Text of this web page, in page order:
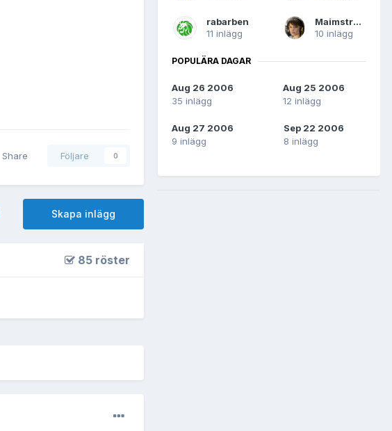
Share Följare 0
Skapa inlägg
85 röster
rabarben
11 inlägg
Maimstream
10 inlägg
POPULÄRA DAGAR
Aug 26 2006
35 inlägg
Aug 25 2006
12 inlägg
Aug 27 2006
9 inlägg
Sep 22 2006
8 inlägg